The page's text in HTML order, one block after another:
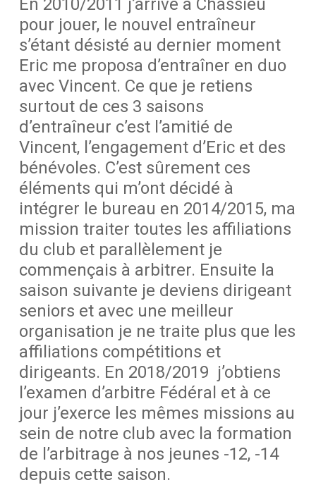
En 2010/2011 j’arrive à Chassieu
pour jouer, le nouvel entraîneur
s’étant désisté au dernier moment
Eric me proposa d’entraîner en duo
avec Vincent. Ce que je retiens
surtout de ces 3 saisons
d’entraîneur c’est l’amitié de
Vincent, l’engagement d’Eric et des
bénévoles. C’est sûrement ces
éléments qui m’ont décidé à
intégrer le bureau en 2014/2015, ma
mission traiter toutes les affiliations
du club et parallèlement je
commençais à arbitrer. Ensuite la
saison suivante je deviens dirigeant
seniors et avec une meilleur
organisation je ne traite plus que les
affiliations compétitions et
dirigeants. En 2018/2019 j’obtiens
l’examen d’arbitre Fédéral et à ce
jour j’exerce les mêmes missions au
sein de notre club avec la formation
de l’arbitrage à nos jeunes -12, -14
depuis cette saison.